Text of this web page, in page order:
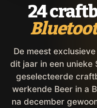
24
De meest
dit jaar in een unieke
geselecteerde
werkende Beer in a
na december